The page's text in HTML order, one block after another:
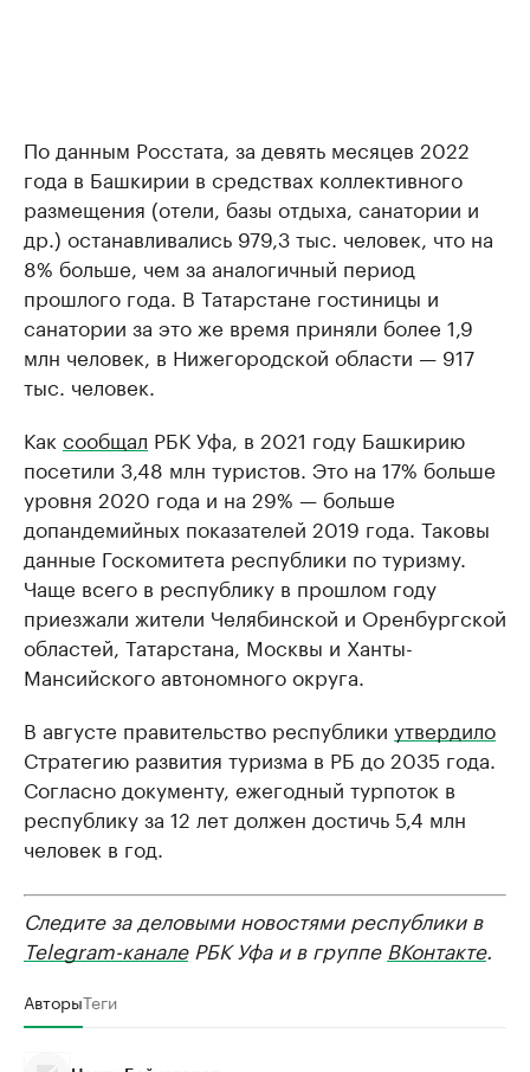
По данным Росстата, за девять месяцев 2022
года в Башкирии в средствах коллективного
размещения (отели, базы отдыха, санатории и
др.) останавливались 979,3 тыс. человек, что на
8% больше, чем за аналогичный период
прошлого года. В Татарстане гостиницы и
санатории за это же время приняли более 1,9
млн человек, в Нижегородской области — 917
тыс. человек.
Как сообщал РБК Уфа, в 2021 году Башкирию
посетили 3,48 млн туристов. Это на 17% больше
уровня 2020 года и на 29% — больше
допандемийных показателей 2019 года. Таковы
данные Госкомитета республики по туризму.
Чаще всего в республику в прошлом году
приезжали жители Челябинской и Оренбургской
областей, Татарстана, Москвы и Ханты-
Мансийского автономного округа.
В августе правительство республики утвердило
Стратегию развития туризма в РБ до 2035 года.
Согласно документу, ежегодный турпоток в
республику за 12 лет должен достичь 5,4 млн
человек в год.
Следите за деловыми новостями республики в
Telegram-каналеРБК Уфа и в группе ВКонтакте.
АвторыТеги